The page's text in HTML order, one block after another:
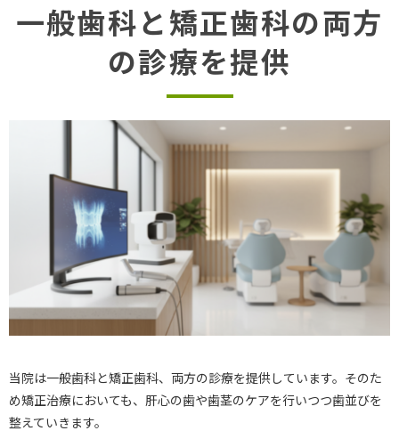
一般歯科と矯正歯科の両方
の診療を提供
当院は一般歯科と矯正歯科、両方の診療を提供しています。そのた
め矯正治療においても、肝心の歯や歯茎のケアを行いつつ歯並びを
整えていきます。